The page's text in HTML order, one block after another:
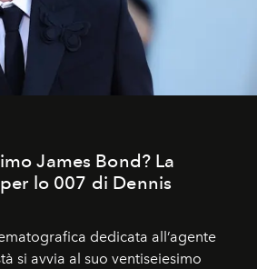
James Bond? La
lo 007 di Dennis
dedicata all’agente
si avvia al suo ventiseiesimo